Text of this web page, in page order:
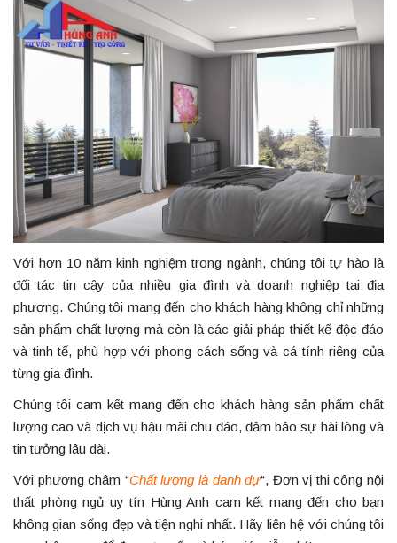
Với hơn 10 năm kinh nghiệm trong ngành, chúng tôi tự hào là
đối tác tin cậy của nhiều gia đình và doanh nghiệp tại địa
phương. Chúng tôi mang đến cho khách hàng không chỉ những
sản phẩm chất lượng mà còn là các giải pháp thiết kế độc đáo
và tinh tế, phù hợp với phong cách sống và cá tính riêng của
từng gia đình.
Chúng tôi cam kết mang đến cho khách hàng sản phẩm chất
lượng cao và dịch vụ hậu mãi chu đáo, đảm bảo sự hài lòng và
tin tưởng lâu dài.
Với phương châm “Chất lượng là danh dự“, Đơn vị thi công nội
thất phòng ngủ uy tín Hùng Anh cam kết mang đến cho bạn
không gian sống đẹp và tiện nghi nhất. Hãy liên hệ với chúng tôi